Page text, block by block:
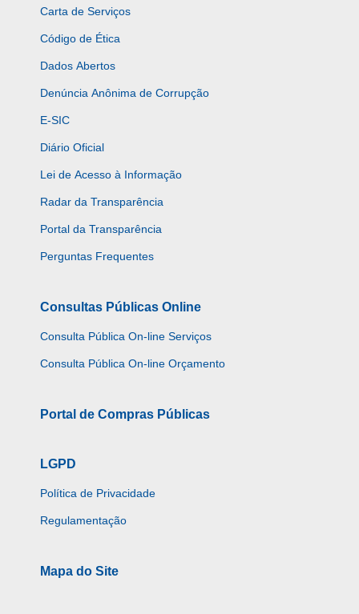
Carta de Serviços
Código de Ética
Dados Abertos
Denúncia Anônima de Corrupção
E-SIC
Diário Oficial
Lei de Acesso à Informação
Radar da Transparência
Portal da Transparência
Perguntas Frequentes
Consultas Públicas Online
Consulta Pública On-line Serviços
Consulta Pública On-line Orçamento
Portal de Compras Públicas
LGPD
Política de Privacidade
Regulamentação
Mapa do Site